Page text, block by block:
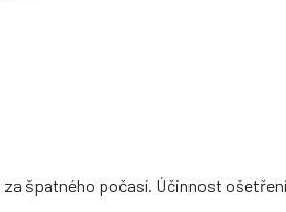
špatného počasí. Účinnost